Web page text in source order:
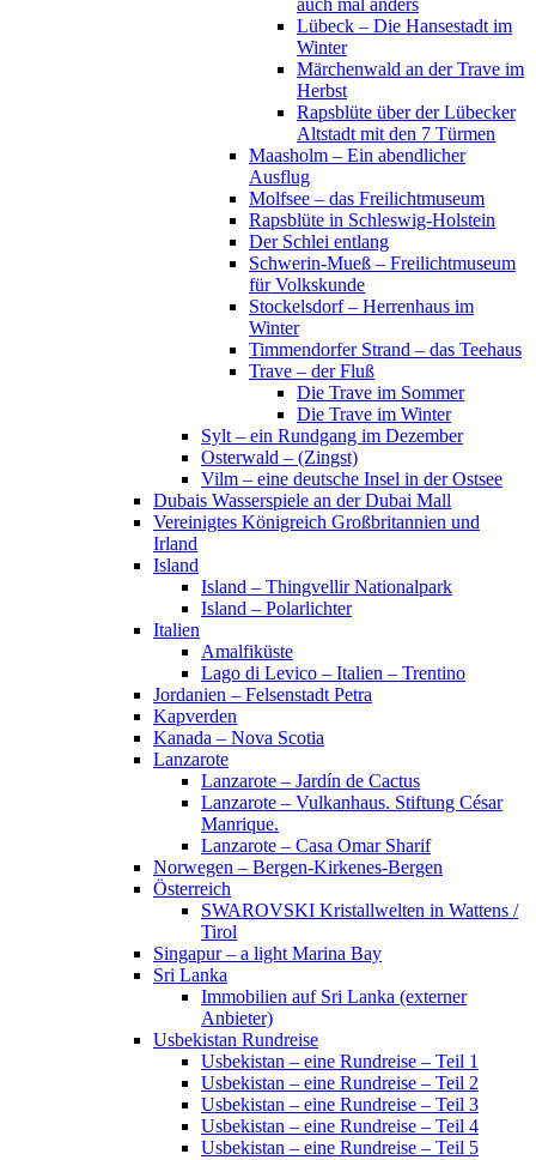
auch mal anders
Lübeck – Die Hansestadt im
Winter
Märchenwald an der Trave im
Herbst
Rapsblüte über der Lübecker
Altstadt mit den 7 Türmen
Maasholm – Ein abendlicher
Ausflug
Molfsee – das Freilichtmuseum
Rapsblüte in Schleswig-Holstein
Der Schlei entlang
Schwerin-Mueß – Freilichtmuseum
für Volkskunde
Stockelsdorf – Herrenhaus im
Winter
Timmendorfer Strand – das Teehaus
Trave – der Fluß
Die Trave im Sommer
Die Trave im Winter
Sylt – ein Rundgang im Dezember
Osterwald – (Zingst)
Vilm – eine deutsche Insel in der Ostsee
Dubais Wasserspiele an der Dubai Mall
Vereinigtes Königreich Großbritannien und
Irland
Island
Island – Thingvellir Nationalpark
Island – Polarlichter
Italien
Amalfiküste
Lago di Levico – Italien – Trentino
Jordanien – Felsenstadt Petra
Kapverden
Kanada – Nova Scotia
Lanzarote
Lanzarote – Jardín de Cactus
Lanzarote – Vulkanhaus. Stiftung César
Manrique.
Lanzarote – Casa Omar Sharif
Norwegen – Bergen-Kirkenes-Bergen
Österreich
SWAROVSKI Kristallwelten in Wattens /
Tirol
Singapur – a light Marina Bay
Sri Lanka
Immobilien auf Sri Lanka (externer
Anbieter)
Usbekistan Rundreise
Usbekistan – eine Rundreise – Teil 1
Usbekistan – eine Rundreise – Teil 2
Usbekistan – eine Rundreise – Teil 3
Usbekistan – eine Rundreise – Teil 4
Usbekistan – eine Rundreise – Teil 5